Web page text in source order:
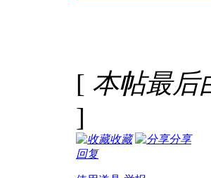
[ 本帖最后
]
收藏
分享
回复